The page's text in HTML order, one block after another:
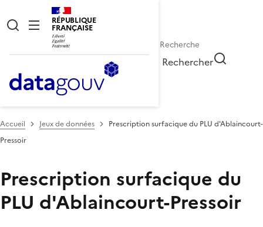
RÉPUBLIQUE
FRANÇAISE
Rechercher
Accueil Jeux de données
Prescription surfacique du PLU d'Ablaincourt-
Pressoir
Prescription surfacique du
PLU d'Ablaincourt-Pressoir